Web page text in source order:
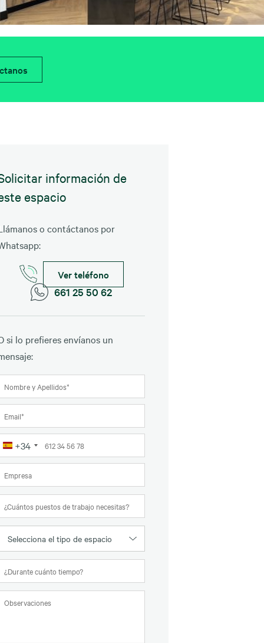
información de
espacio
o contáctanos por
Ver teléfono
661 25 50 62
si lo prefieres envíanos un
España
+34
+34
Selecciona el tipo de espacio